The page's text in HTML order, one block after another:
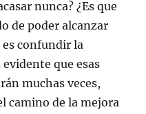
nunca? ¿Es que
de poder alcanzar
es confundir la
que esas
muchas veces,
camino de la mejora